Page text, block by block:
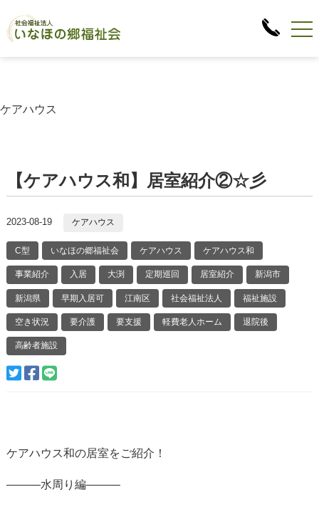
ケアハウス
【ケアハウス和】居室紹介②☆彡
2023-08-19 ケアハウス
C型 いなほの郷福祉会 ケアハウス ケアハウス和
事業紹介 入居 大渕 定期巡回 居室紹介 新潟市
新潟県 早期入居可 江南区 社会福祉法人 福祉施設
空き状況 要介護 要支援 軽費老人ホーム 退院後
高齢者施設
ケアハウス和の居室をご紹介！
―――水周り編―――